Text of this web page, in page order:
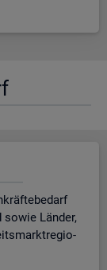
Län­der,